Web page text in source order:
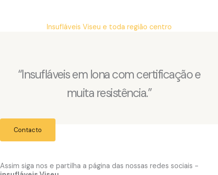
Insufláveis Viseu e toda região centro
“Insufláveis em lona com certificação e
muita resistência.”
Contacto
Assim siga nos e partilha a página das nossas redes sociais -